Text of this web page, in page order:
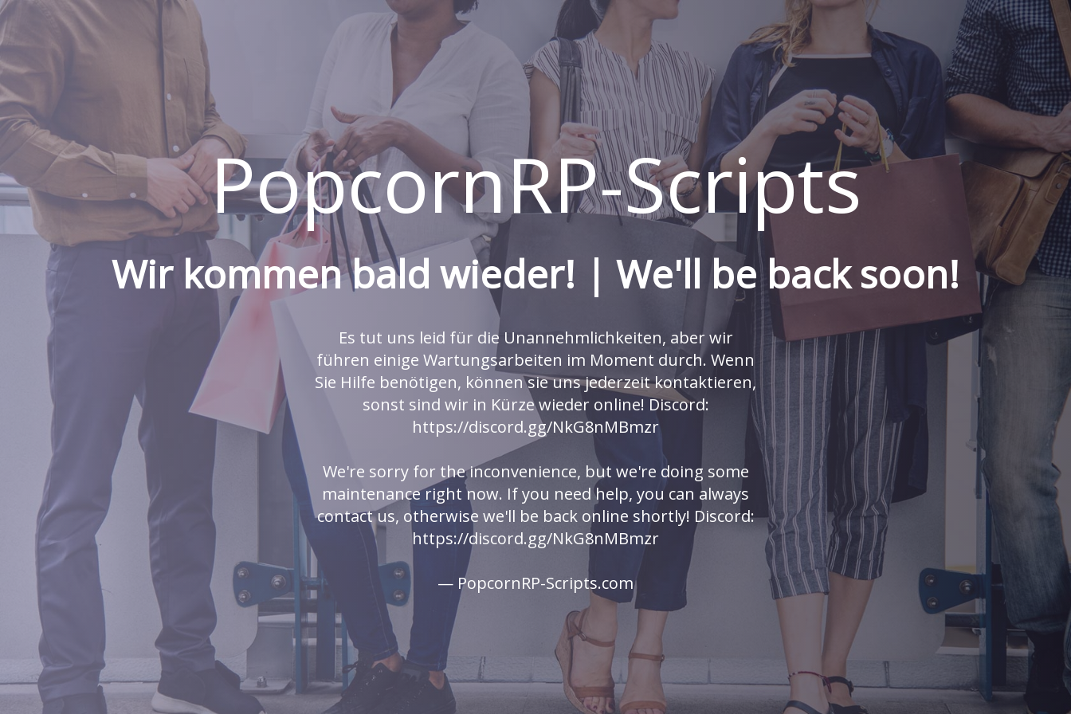
PopcornRP-Scripts
Wir kommen bald wieder! | We'll be back soon!
Es tut uns leid für die Unannehmlichkeiten, aber wir
führen einige Wartungsarbeiten im Moment durch. Wenn
Sie Hilfe benötigen, können sie uns jederzeit kontaktieren,
sonst sind wir in Kürze wieder online! Discord:
https://discord.gg/NkG8nMBmzr
We're sorry for the inconvenience, but we're doing some
maintenance right now. If you need help, you can always
contact us, otherwise we'll be back online shortly! Discord:
https://discord.gg/NkG8nMBmzr
— PopcornRP-Scripts.com